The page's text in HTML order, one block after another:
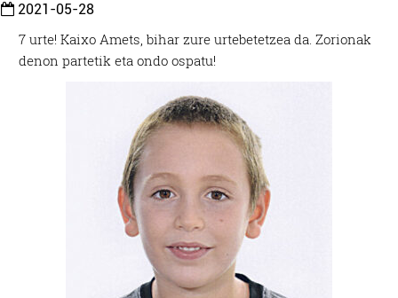
2021-05-28
7 urte! Kaixo Amets, bihar zure urtebetetzea da. Zorionak
denon partetik eta ondo ospatu!